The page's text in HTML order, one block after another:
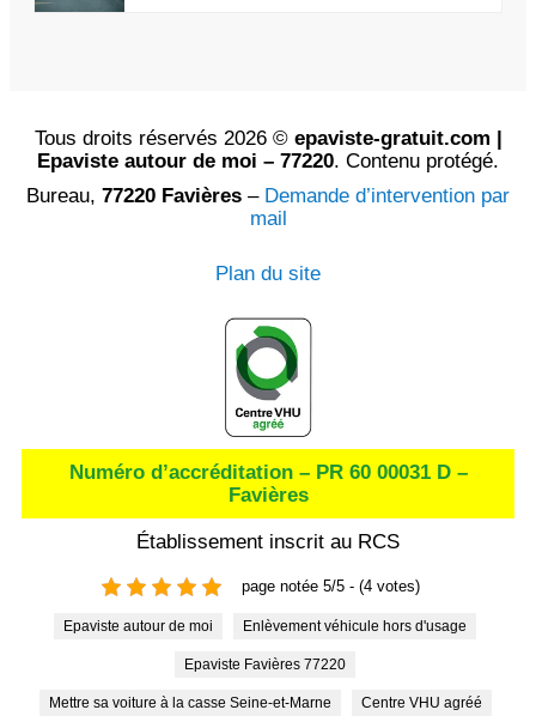
Tous droits réservés 2026 © epaviste-gratuit.com |
Epaviste autour de moi – 77220. Contenu protégé.
Bureau, 77220 Favières – Demande d’intervention par
mail
Plan du site
Numéro d’accréditation – PR 60 00031 D –
Favières
Établissement inscrit au RCS
page notée 5/5 - (4 votes)
Epaviste autour de moi Enlèvement véhicule hors d'usage
Epaviste Favières 77220
Mettre sa voiture à la casse Seine-et-Marne Centre VHU agréé